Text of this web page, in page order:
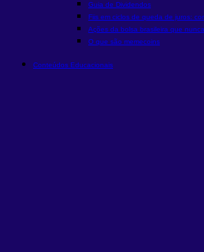
Guia de Dividendos
Fiis em ciclos de queda de juros:
Ações da bolsa brasileira que
O que são memecoins
Conteúdos Educacionais